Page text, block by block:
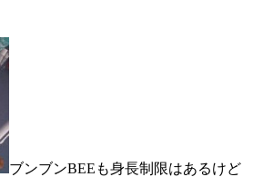
ブンブンBEEも身長制限はあるけど